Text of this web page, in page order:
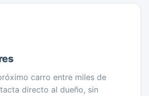
carro entre miles de
directo al dueño, sin